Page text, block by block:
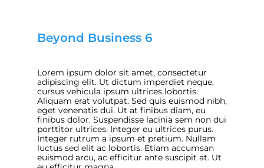
Beyond Business 6
Lorem ipsum dolor sit amet, consectetur
adipiscing elit. Ut dictum imperdiet neque,
cursus vehicula ipsum ultrices lobortis.
Aliquam erat volutpat. Sed quis euismod nibh,
eget venenatis dui. Ut at finibus diam, eu
finibus dolor. Suspendisse lacinia sem non dui
porttitor ultrices. Integer eu ultrices purus.
Integer rutrum a ipsum et pretium. Nullam
luctus sed elit ac lobortis. Etiam accumsan
euismod arcu, ac efficitur ante suscipit at. Ut